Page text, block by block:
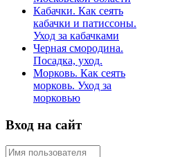
Кабачки. Как сеять
кабачки и патиссоны.
Уход за кабачками
Черная смородина.
Посадка, уход.
Морковь. Как сеять
морковь. Уход за
морковью
Вход на сайт